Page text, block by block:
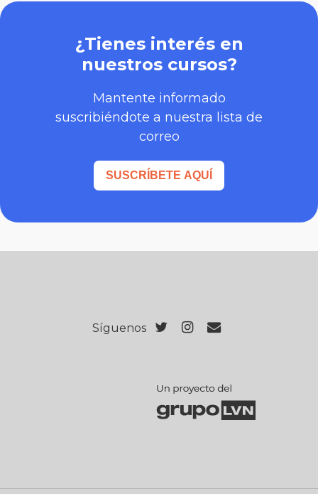
¿Tienes interés en
nuestros cursos?
Mantente informado
suscribiéndote a nuestra lista de
correo
SUSCRÍBETE AQUÍ
Síguenos